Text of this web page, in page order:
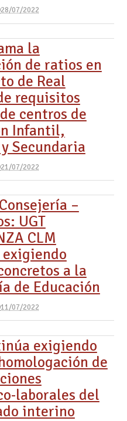
28/07/2022
la
de ratios en
de Real
requisitos
centros de
Infantil,
Secundaria
21/07/2022
–
UGT
CLM
a la
de Educación
11/07/2022
exigiendo
de
laborales del
interino